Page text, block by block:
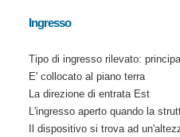
Ingresso
Tipo di ingresso rilevato:
E' collocato al piano terra
La direzione di entrata Est
L'ingresso aperto quando la
Il dispositivo si trova ad